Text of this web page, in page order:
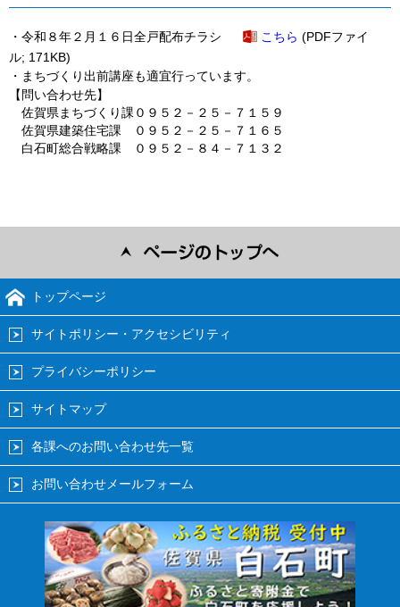
・令和８年２月１６日全戸配布チラシ こちら (PDFファイ
ル; 171KB)
・まちづくり出前講座も適宜行っています。
【問い合わせ先】
佐賀県まちづくり課０９５２－２５－７１５９
佐賀県建築住宅課 ０９５２－２５－７１６５
白石町総合戦略課 ０９５２－８４－７１３２
トップページ
サイトポリシー・アクセシビリティ
プライバシーポリシー
サイトマップ
各課へのお問い合わせ先一覧
お問い合わせメールフォーム